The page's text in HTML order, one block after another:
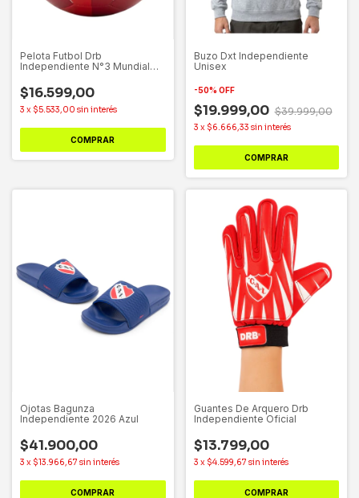
Pelota Futbol Drb
Independiente N°3 Mundial
$16.599,00
3 x $5.533,00 sin interés
COMPRAR
Buzo Dxt Independiente
Unisex
-50% OFF
$19.999,00 $39.999,00
3 x $6.666,33 sin interés
COMPRAR
Ojotas Bagunza
Independiente 2026 Azul
$41.900,00
3 x $13.966,67 sin interés
COMPRAR
Guantes De Arquero Drb
Independiente Oficial
$13.799,00
3 x $4.599,67 sin interés
COMPRAR